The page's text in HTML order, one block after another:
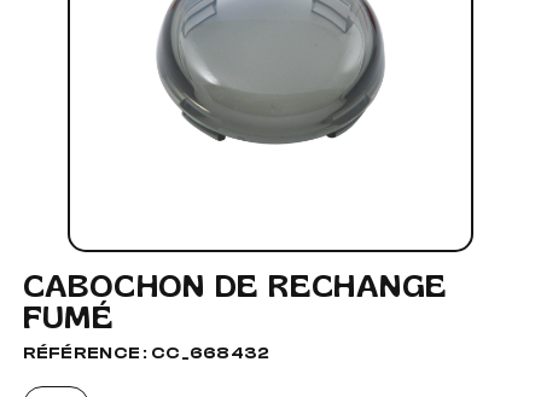
CABOCHON DE RECHANGE
FUMÉ
RÉFÉRENCE : CC_668432